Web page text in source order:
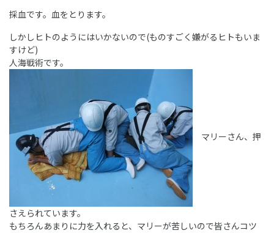
採血です。血をとります。
しかしヒトのようにはいかないので(ものすごく嫌がるヒトもいま
すけど)
人海戦術です。
マリーさん、押
さえられています。
もちろんあまりに力を入れると、マリーが苦しいので皆さんコツ